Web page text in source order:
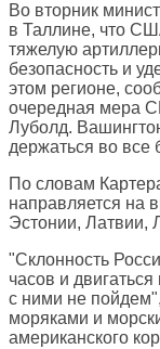
Во вторник
в Таллине, что
тяжелую
безопасность и
этом регионе,
очередная мера
Луболд.
держаться во все
По словам
направляется на
Эстонии, Латвии,
"Склонность
часов и
с ними не
моряками и
американского